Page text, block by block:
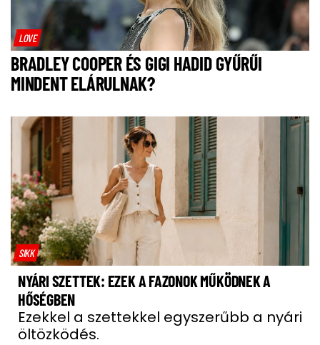
LOVE
BRADLEY COOPER ÉS GIGI HADID GYŰRŰI
MINDENT ELÁRULNAK?
SIKK
NYÁRI SZETTEK: EZEK A FAZONOK MŰKÖDNEK A
HŐSÉGBEN
Ezekkel a szettekkel egyszerűbb a nyári
öltözködés.